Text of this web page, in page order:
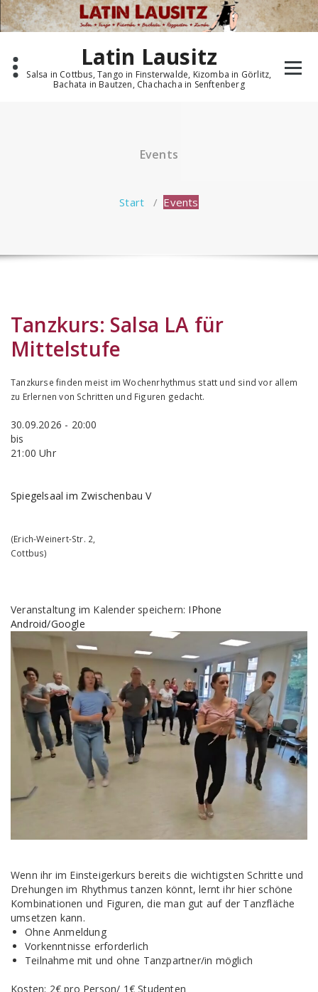
Zum
Inhalt
springen
Latin Lausitz
Salsa in Cottbus, Tango in Finsterwalde, Kizomba in Görlitz,
Bachata in Bautzen, Chachacha in Senftenberg
Events
Start / Events
Tanzkurs: Salsa LA für
Mittelstufe
Tanzkurse finden meist im Wochenrhythmus statt und sind vor allem
zu Erlernen von Schritten und Figuren gedacht.
30.09.2026 - 20:00
bis
21:00 Uhr
Spiegelsaal im Zwischenbau V
(Erich-Weinert-Str. 2
Cottbus)
Veranstaltung im Kalender speichern: IPhone
Android/Google
Wenn ihr im Einsteigerkurs bereits die wichtigsten Schritte und
Drehungen im Rhythmus tanzen könnt, lernt ihr hier schöne
Kombinationen und Figuren, die man gut auf der Tanzfläche
umsetzen kann.
Ohne Anmeldung
Vorkenntnisse erforderlich
Teilnahme mit und ohne Tanzpartner/in möglich
Kosten: 2€ pro Person/ 1€ Studenten